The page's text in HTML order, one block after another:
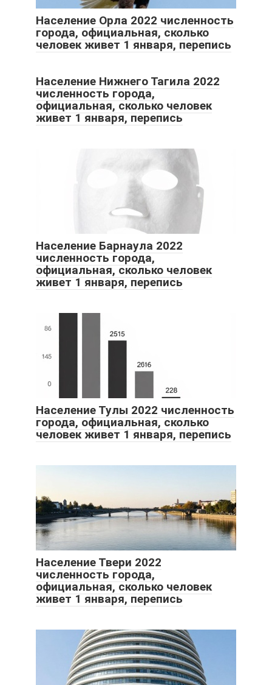
Население Орла 2022 численность
города, официальная, сколько
человек живет 1 января, перепись
Население Нижнего Тагила 2022
численность города,
официальная, сколько человек
живет 1 января, перепись
Население Барнаула 2022
численность города,
официальная, сколько человек
живет 1 января, перепись
Население Тулы 2022 численность
города, официальная, сколько
человек живет 1 января, перепись
Население Твери 2022
численность города,
официальная, сколько человек
живет 1 января, перепись